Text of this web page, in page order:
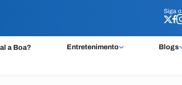
Siga o
a Boa? Entretenimento Blogs
Siga o